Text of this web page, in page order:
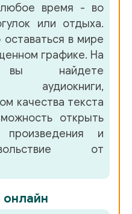
время - во
или отдыха.
в мире
графике. На
вы найдете
аудиокниги,
качества текста
открыть
и
от